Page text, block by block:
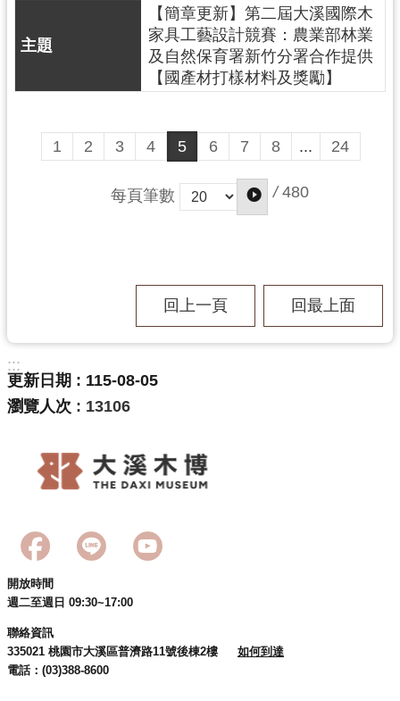
【簡章更新】第二屆大溪國際木
家具工藝設計競賽：農業部林業
及自然保育署新竹分署合作提供
【國產材打樣材料及獎勵】
1 2 3 4 5 6 7 8 ... 24
每頁筆數 / 480
回上一頁 回最上面
:::
更新日期
115-08-05
瀏覽人次
13106
開放時間
週二至週日 09:30~17:00
聯絡資訊
335021 桃園市大溪區普濟路11號後棟2樓
如何到達
電話：(03)388-8600